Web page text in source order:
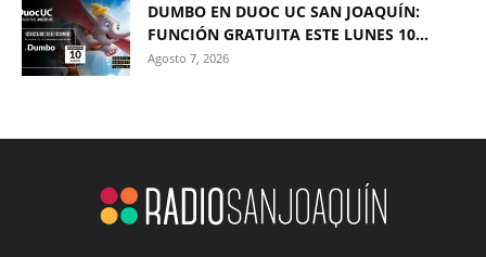
DUMBO EN DUOC UC SAN JOAQUÍN:
FUNCIÓN GRATUITA ESTE LUNES 10...
Agosto 7, 2026